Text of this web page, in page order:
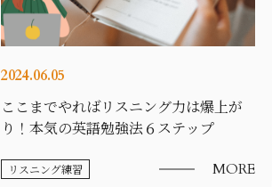
2024.06.05
ここまでやればリスニング力は爆上が
り！本気の英語勉強法６ステップ
リスニング練習 MORE